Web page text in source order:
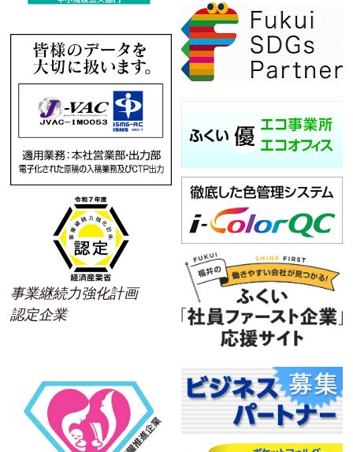
事業継続力強化計画
認定企業